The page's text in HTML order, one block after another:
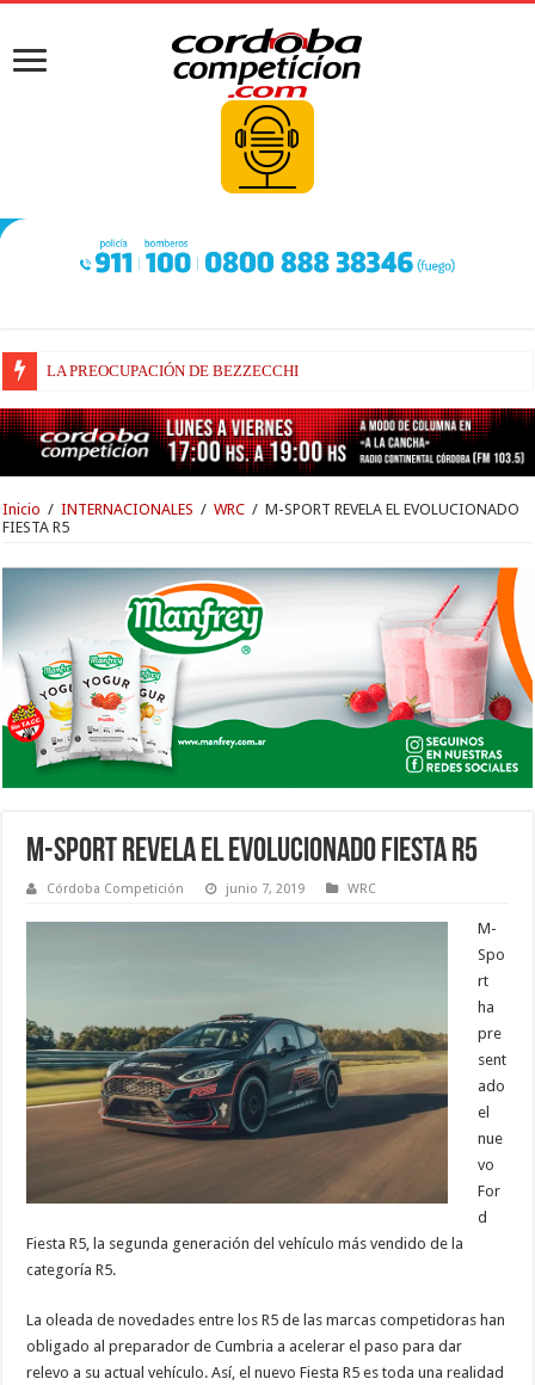
LA PREOCUPACIÓN DE BEZZECCHI
BEZZECCHI, RECUPERADO Y VELOZ
Inicio / INTERNACIONALES / WRC / M-SPORT REVELA EL EVOLUCIONADO
FIESTA R5
M-SPORT REVELA EL EVOLUCIONADO FIESTA R5
Córdoba Competición junio 7, 2019 WRC
M-
Spo
rt
ha
pre
sent
ado
el
nue
vo
For
d
Fiesta R5, la segunda generación del vehículo más vendido de la
categoría R5.
La oleada de novedades entre los R5 de las marcas competidoras han
obligado al preparador de Cumbria a acelerar el paso para dar
relevo a su actual vehículo. Así, el nuevo Fiesta R5 es toda una realidad